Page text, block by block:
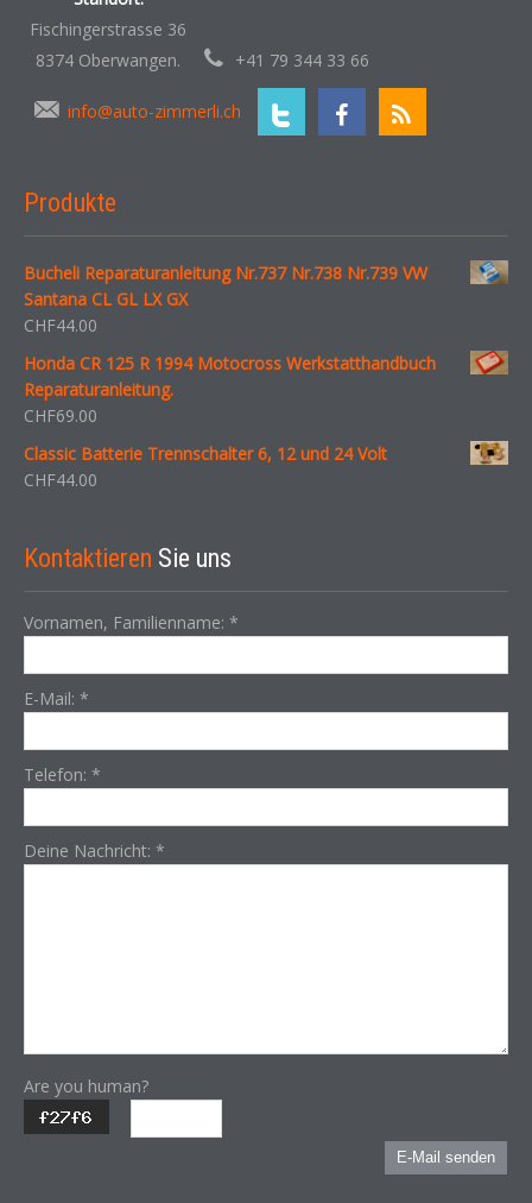
Fischingerstrasse 36
8374 Oberwangen.
+41 79 344 33 66
info@auto-zimmerli.ch
Produkte
Bucheli Reparaturanleitung Nr.737 Nr.738 Nr.739 VW
Santana CL GL LX GX
CHF44.00
Honda CR 125 R 1994 Motocross Werkstatthandbuch
Reparaturanleitung.
CHF69.00
Classic Batterie Trennschalter 6, 12 und 24 Volt
CHF44.00
Kontaktieren Sie uns
Vornamen, Familienname: *
E-Mail: *
Telefon: *
Deine Nachricht: *
Are you human?
E-Mail senden